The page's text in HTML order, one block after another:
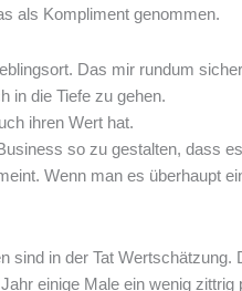
als Kompliment genommen.
Das mir rundum
in die Tiefe zu gehen.
ihren Wert hat.
so zu gestalten, dass
Wenn man es überhaupt
in der Tat
einige Male ein wenig